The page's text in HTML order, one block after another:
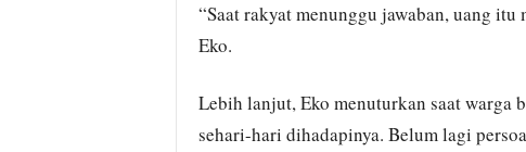
“Saat rakyat menunggu jawaban, uang
Eko.
Lebih lanjut, Eko menuturkan saat warga
sehari-hari dihadapinya. Belum lagi